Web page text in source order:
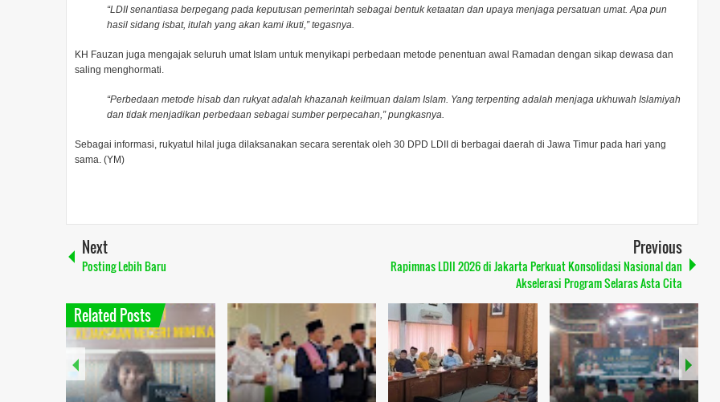
“LDII senantiasa berpegang pada keputusan pemerintah sebagai bentuk ketaatan dan upaya menjaga persatuan umat. Apa pun
hasil sidang isbat, itulah yang akan kami ikuti,” tegasnya.
KH Fauzan juga mengajak seluruh umat Islam untuk menyikapi perbedaan metode penentuan awal Ramadan dengan sikap dewasa dan
saling menghormati.
“Perbedaan metode hisab dan rukyat adalah khazanah keilmuan dalam Islam. Yang terpenting adalah menjaga ukhuwah Islamiyah
dan tidak menjadikan perbedaan sebagai sumber perpecahan,” pungkasnya.
Sebagai informasi, rukyatul hilal juga dilaksanakan secara serentak oleh 30 DPD LDII di berbagai daerah di Jawa Timur pada hari yang
sama. (YM)
Next
Posting Lebih Baru
Previous
Rapimnas LDII 2026 di Jakarta Perkuat Konsolidasi Nasional dan
Akselerasi Program Selaras Asta Cita
Related Posts